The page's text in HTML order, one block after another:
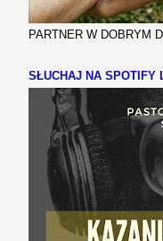
PARTNER W DOBRYM
SŁUCHAJ NA SPOTIFY